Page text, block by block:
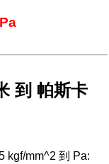
到 帕斯卡
kgf/mm^2 到 Pa: